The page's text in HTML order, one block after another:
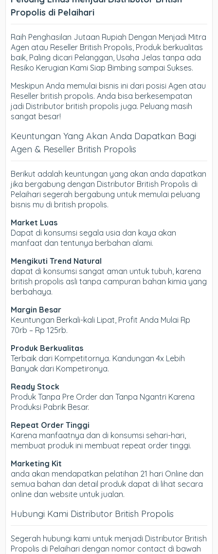
Propolis di Pelaihari
Raih Penghasilan Jutaan Rupiah Dengan Menjadi Mitra
Agen atau Reseller British Propolis, Produk berkualitas
baik, Paling dicari Pelanggan, Usaha Jelas tanpa ada
Resiko Kerugian Kami Siap Bimbing sampai Sukses.
Meskipun Anda memulai bisnis ini dari posisi Agen atau
Reseller british propolis. Anda bisa berkesempatan
jadi Distributor british propolis juga. Peluang masih
sangat besar!
Keuntungan Yang Akan Anda Dapatkan Bagi
Agen & Reseller British Propolis
Berikut adalah keuntungan yang akan anda dapatkan
jika bergabung dengan Distributor British Propolis di
Pelaihari segerah bergabung untuk memulai peluang
bisnis mu di british propolis.
Market Luas
Dapat di konsumsi segala usia dan kaya akan
manfaat dan tentunya berbahan alami.
Mengikuti Trend Natural
dapat di konsumsi sangat aman untuk tubuh, karena
british propolis asli tanpa campuran bahan kimia yang
berbahaya.
Margin Besar
Keuntungan Berkali-kali Lipat, Profit Anda Mulai Rp
70rb – Rp 125rb.
Produk Berkualitas
Terbaik dari Kompetitornya. Kandungan 4x Lebih
Banyak dari Kompetironya.
Ready Stock
Produk Tanpa Pre Order dan Tanpa Ngantri Karena
Produksi Pabrik Besar.
Repeat Order Tinggi
Karena manfaatnya dan di konsumsi sehari-hari,
membuat produk ini membuat repeat order tinggi.
Marketing Kit
anda akan mendapatkan pelatihan 21 hari Online dan
semua bahan dan detail produk dapat di lihat secara
online dan website untuk jualan.
Hubungi Kami Distributor British Propolis
Segerah hubungi kami untuk menjadi Distributor British
Propolis di Pelaihari dengan nomor contact di bawah